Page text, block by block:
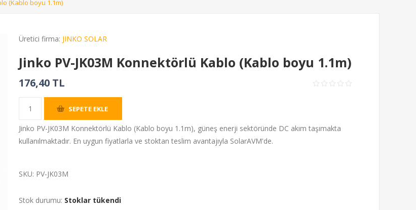
(Kablo boyu 1.1m)
Üretici firma: JINKO SOLAR
Jinko PV-JK03M Konnektörlü Kablo (Kablo boyu 1.1m)
176,40 TL
SEPETE EKLE
Jinko PV-JK03M Konnektörlü Kablo (Kablo boyu 1.1m), güneş enerji sektöründe DC akım taşımakta
kullanılmaktadır. En uygun fiyatlarla ve stoktan teslim avantajıyla SolarAVM'de.
SKU: PV-JK03M
Stok durumu: Stoklar tükendi